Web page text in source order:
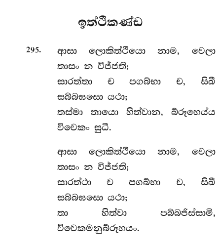
ඉත්ථිකණ්ඩ
295. ආසාලොකිත්ථියො නාම, වෙලා
තාසං න විජ්ජති;
සාරත්තා ච පගබ්භා ච, සිඛී
සබ්බඝසො යථා;
තස්මා තායො හිත්වාන, බ්රූහෙය්ය
විවෙකං සුධී.
ආසාලොකිත්ථියො නාම, වෙලා
තාසං න විජ්ජති;
සාරත්ථා ච පගබ්භා ච, සිඛී
සබ්බඝසො යථා;
තා හිත්වා පබ්බජිස්සාමි,
විවෙකමනුබ්රූහයං.